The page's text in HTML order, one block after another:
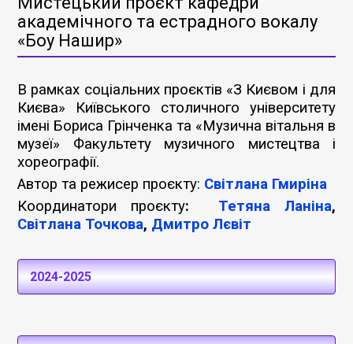
академічного та естрадного вокалу
«Боу Нашир»
В рамках соціальних проєктів «З Києвом і для
Києва» Київського cтоличного університету
імені Бориса Грінченка та «Музична вітальня в
музеї» Факультету музичного мистецтва і
хореографії.
Автор та режисер проєкту: Світлана Гмиріна
Координатори проєкту: Тетяна Ланіна,
Світлана Точкова, Дмитро Лєвіт
2024-2025
мистецького проєкту «Пісні народів